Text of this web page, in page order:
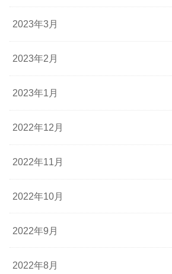
2023年3月
2023年2月
2023年1月
2022年12月
2022年11月
2022年10月
2022年9月
2022年8月